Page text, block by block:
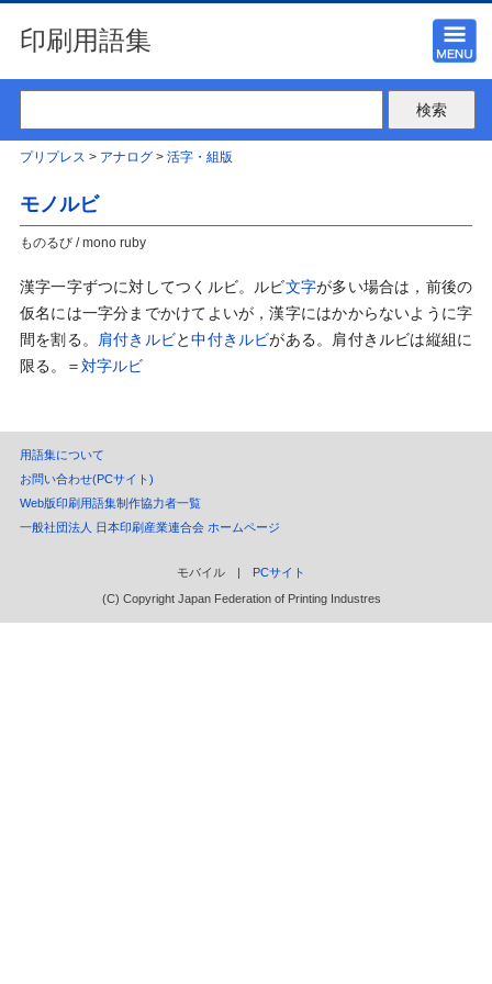
印刷用語集
プリプレス > アナログ> 活字・組版
モノルビ
ものるび / mono ruby
漢字一字ずつに対してつくルビ。ルビ文字が多い場合は，前後の
仮名には一字分までかけてよいが，漢字にはかからないように字
間を割る。
肩付きルビと中付きルビがある。肩付きルビは縦組に
限る。＝対字ルビ
用語集について
お問い合わせ(PCサイト)
Web版印刷用語集制作協力者一覧
一般社団法人 日本印刷産業連合会 ホームページ
モバイル | PCサイト
(C) Copyright Japan Federation of Printing Industres